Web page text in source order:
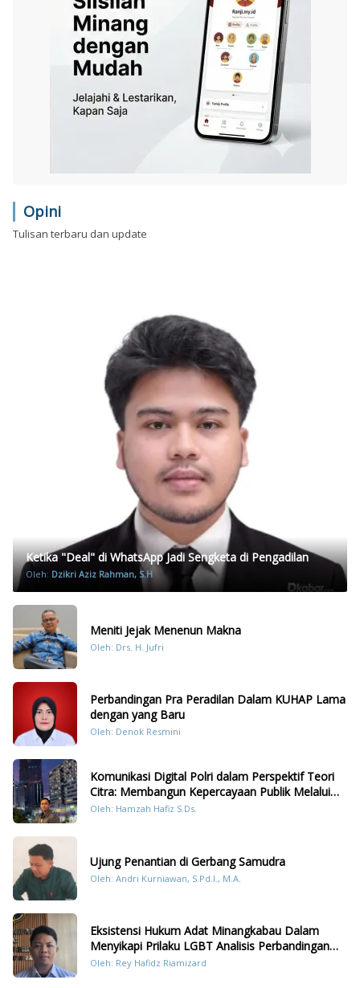
Opini
Tulisan terbaru dan update
Ketika "Deal" di WhatsApp Jadi Sengketa di Pengadilan
Oleh: Dzikri Aziz Rahman, S.H
Meniti Jejak Menenun Makna
Oleh: Drs. H. Jufri
Perbandingan Pra Peradilan Dalam KUHAP Lama
dengan yang Baru
Oleh: Denok Resmini
Komunikasi Digital Polri dalam Perspektif Teori
Citra: Membangun Kepercayaan Publik Melalui
Konten Humanis Kesiapsiagaan Bencana di
Oleh: Hamzah Hafiz S.Ds.
Ujung Penantian di Gerbang Samudra
Oleh: Andri Kurniawan, S.Pd.I., M.A.
Eksistensi Hukum Adat Minangkabau Dalam
Menyikapi Prilaku LGBT Analisis Perbandingan
Dengan Hukum Pidana
Oleh: Rey Hafidz Riamizard